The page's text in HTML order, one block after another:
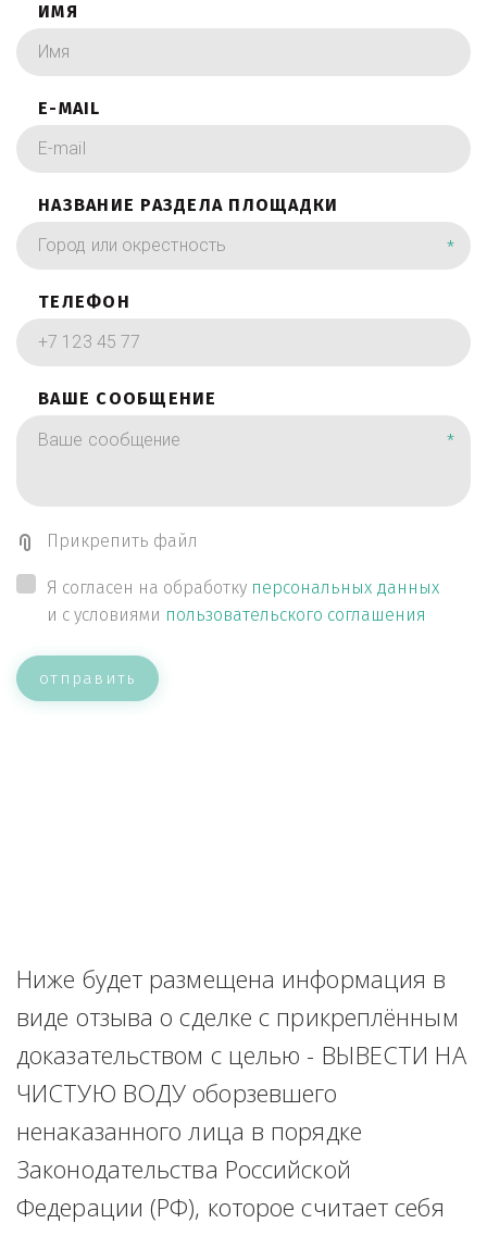
ИМЯ
E-MAIL
НАЗВАНИЕ РАЗДЕЛА ПЛОЩАДКИ
*
ТЕЛЕФОН
ВАШЕ СООБЩЕНИЕ
*
Прикрепить файл
Я согласен на обработку персональных данных
и с условиями пользовательского соглашения
отправить
Ниже будет размещена информация в
виде отзыва о сделке с прикреплённым
доказательством с целью - ВЫВЕСТИ НА
ЧИСТУЮ ВОДУ оборзевшего
ненаказанного лица в порядке
Законодательства Российской
Федерации (РФ), которое считает себя